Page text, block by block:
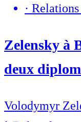
·
Zelensky à
deux
Volodymyr